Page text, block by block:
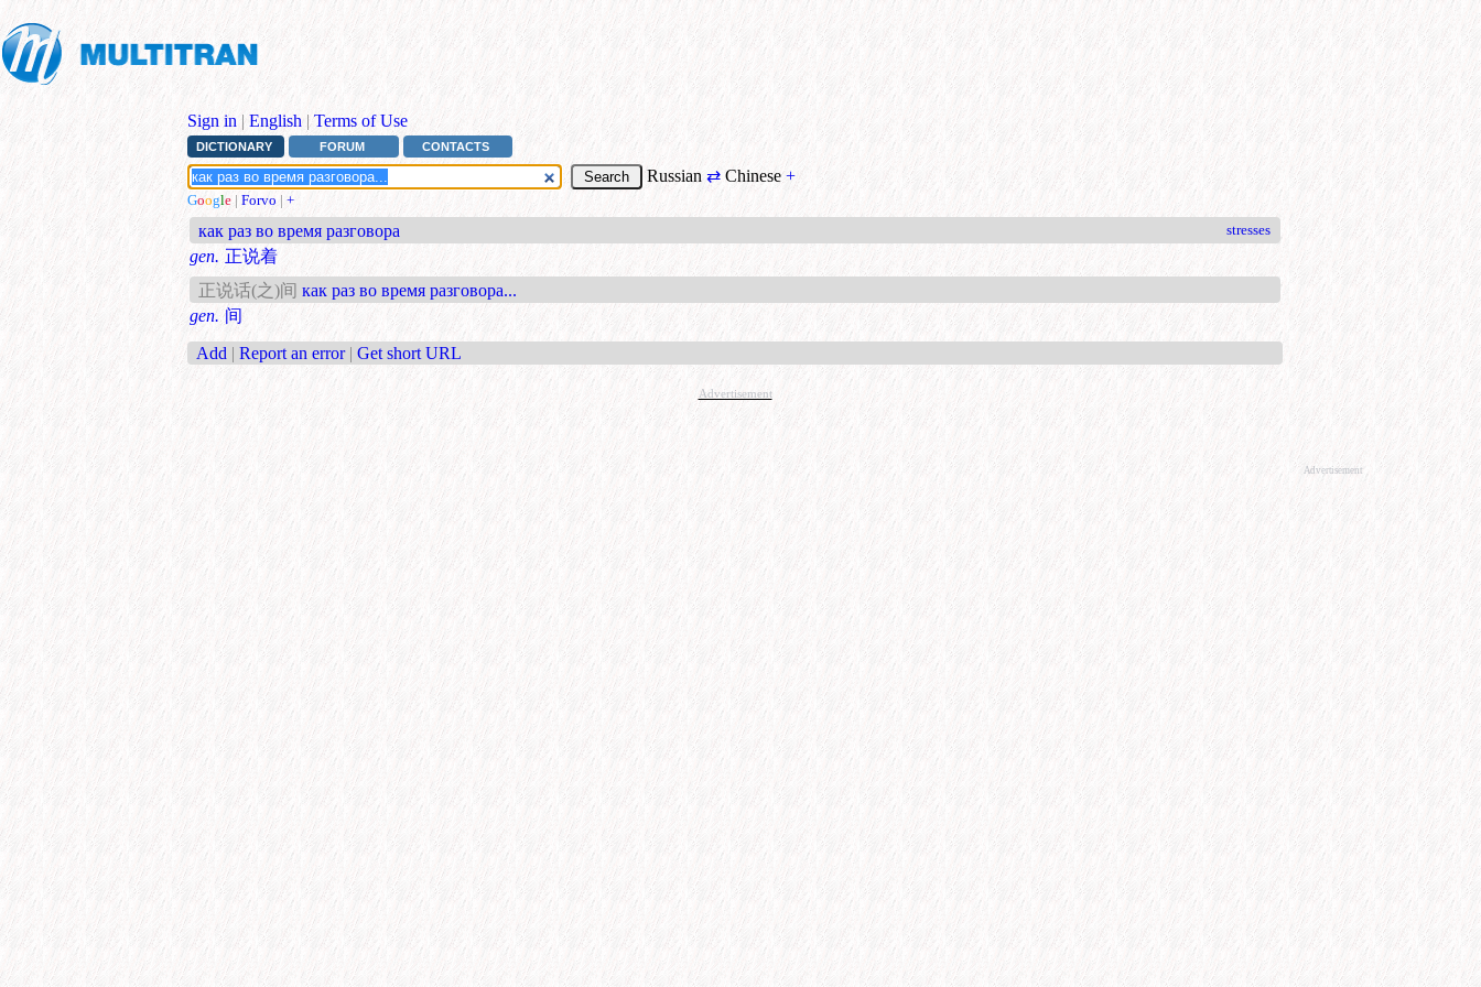
Sign in | English | Terms of Use
DICTIONARY FORUM CONTACTS
Russian ⇄ Chinese+
Google | Forvo | +
как раз во время разговора stresses
gen. 正说着
正说话(之)间 как раз во время разговора...
gen. 间
Add | Report an error | Get short URL
Advertisement
Advertisement